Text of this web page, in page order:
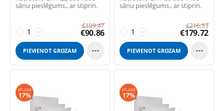
sānu pieslēgums., ar stiprin.
+
−
€109.47
€90.86
PIEVIENOT GROZAM 
sānu pieslēgums., ar stiprin.
+
−
€216.53
€179.72
PIEVIENOT GROZAM 
ATLAIDE
17%
ATLAIDE
17%